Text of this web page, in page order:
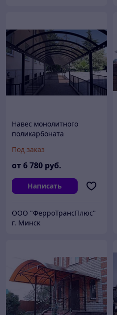
Навес монолитного
поликарбоната
Под заказ
от6 780 руб.
Написать
ООО "ФерроТрансПлюс"
г. Минск